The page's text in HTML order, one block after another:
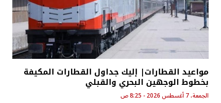
مواعيد القطارات| إليك جداول القطارات المكيفة
بخطوط الوجهين البحري والقبلي
الجمعة، 7 أغسطس 2026 - 8:25 ص